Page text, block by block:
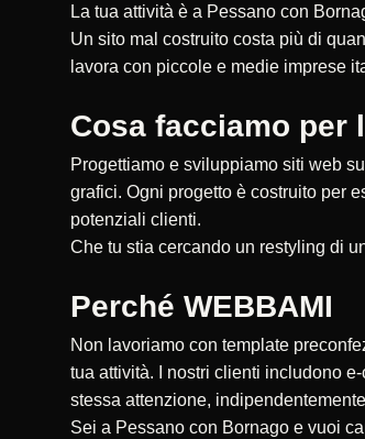
La tua attività è a Pessano con
Un sito mal costruito costa più di
lavora con piccole e medie imprese
Cosa facciamo per
Progettiamo e sviluppiamo siti web
grafici. Ogni progetto è costruito per
potenziali clienti.
Che tu stia cercando un restyling di
Perché WEBBAMI
Non lavoriamo con template
tua attività. I nostri clienti includono
stessa attenzione,
Sei a Pessano con Bornago e vuoi